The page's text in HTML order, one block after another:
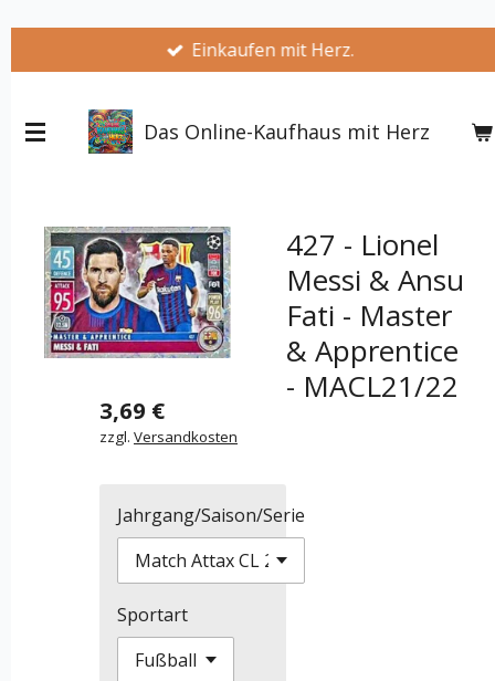
springen
Einkaufen mit Herz.
Das Online-Kaufhaus mit Herz
427 - Lionel
Messi & Ansu
Fati - Master
& Apprentice
- MACL21/22
3,69 €
zzgl. Versandkosten
Jahrgang/Saison/Serie
Sportart